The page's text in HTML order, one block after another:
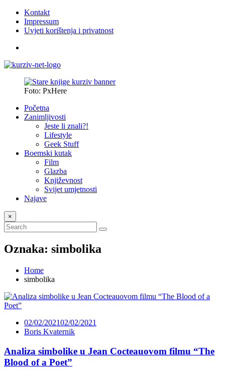
Kontakt
Impressum
Uvjeti korištenja i privatnost
Foto: PxHere
Početna
Zanimljivosti
Jeste li znali?!
Lifestyle
Geek Stuff
Boemski kutak
Film
Glazba
Književnost
Svijet umjetnosti
Najave
×
Oznaka: simbolika
Home
simbolika
02/02/202102/02/2021
Boris Kvaternik
Analiza simbolike u Jean Cocteauovom filmu “The
Blood of a Poet”